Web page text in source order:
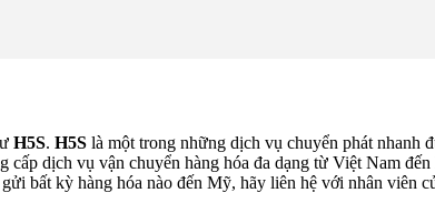
H5S. H5S là một trong những dịch vụ chuyển phát nhanh
cấp dịch vụ vận chuyển hàng hóa đa dạng từ Việt Nam
bất kỳ hàng hóa nào đến Mỹ, hãy liên hệ với nhân viên